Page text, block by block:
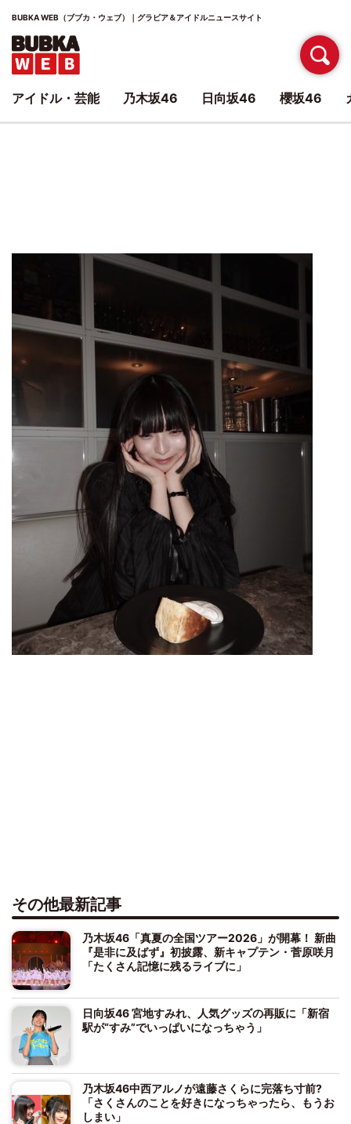
BUBKA WEB（ブブカ・ウェブ）｜グラビア＆アイドルニュースサイト
その他最新記事
乃木坂46「真夏の全国ツアー2026」が開幕！ 新曲
『是非に及ばず』初披露、新キャプテン・菅原咲月
「たくさん記憶に残るライブに」
日向坂46 宮地すみれ、人気グッズの再販に「新宿
駅が“すみ”でいっぱいになっちゃう」
乃木坂46中西アルノが遠藤さくらに完落ち寸前?
「さくさんのことを好きになっちゃったら、もうお
しまい」
アイドル・芸能 乃木坂46 日向坂46 櫻坂46